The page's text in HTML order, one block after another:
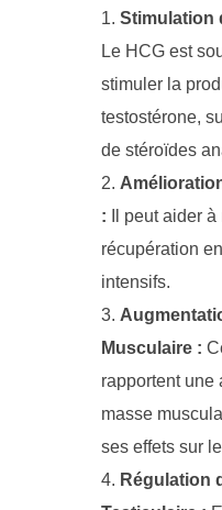
Stimulation
Le HCG est
stimuler la
testostérone,
de stéroïdes
: Il peut aider
récupération
intensifs.
Musculaire :
rapportent une
masse
ses effets sur
Régulation